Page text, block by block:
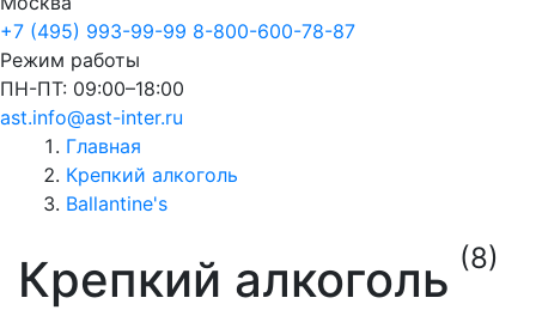
+7 (495) 993-99-99 8-800-600-78-87
Режим работы
ПН-ПТ: 09:00–18:00
ast.info@ast-inter.ru
Главная
Крепкий алкоголь
Ballantine's
Крепкий алкоголь (8)